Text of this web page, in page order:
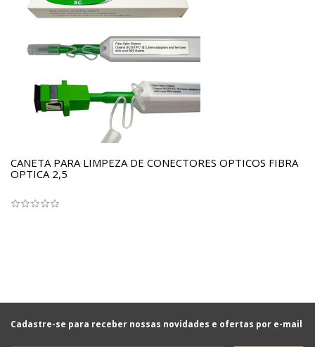
CANETA PARA LIMPEZA DE CONECTORES OPTICOS FIBRA
OPTICA 2,5
Cadastre-se para receber nossas novidades e ofertas por e-mail